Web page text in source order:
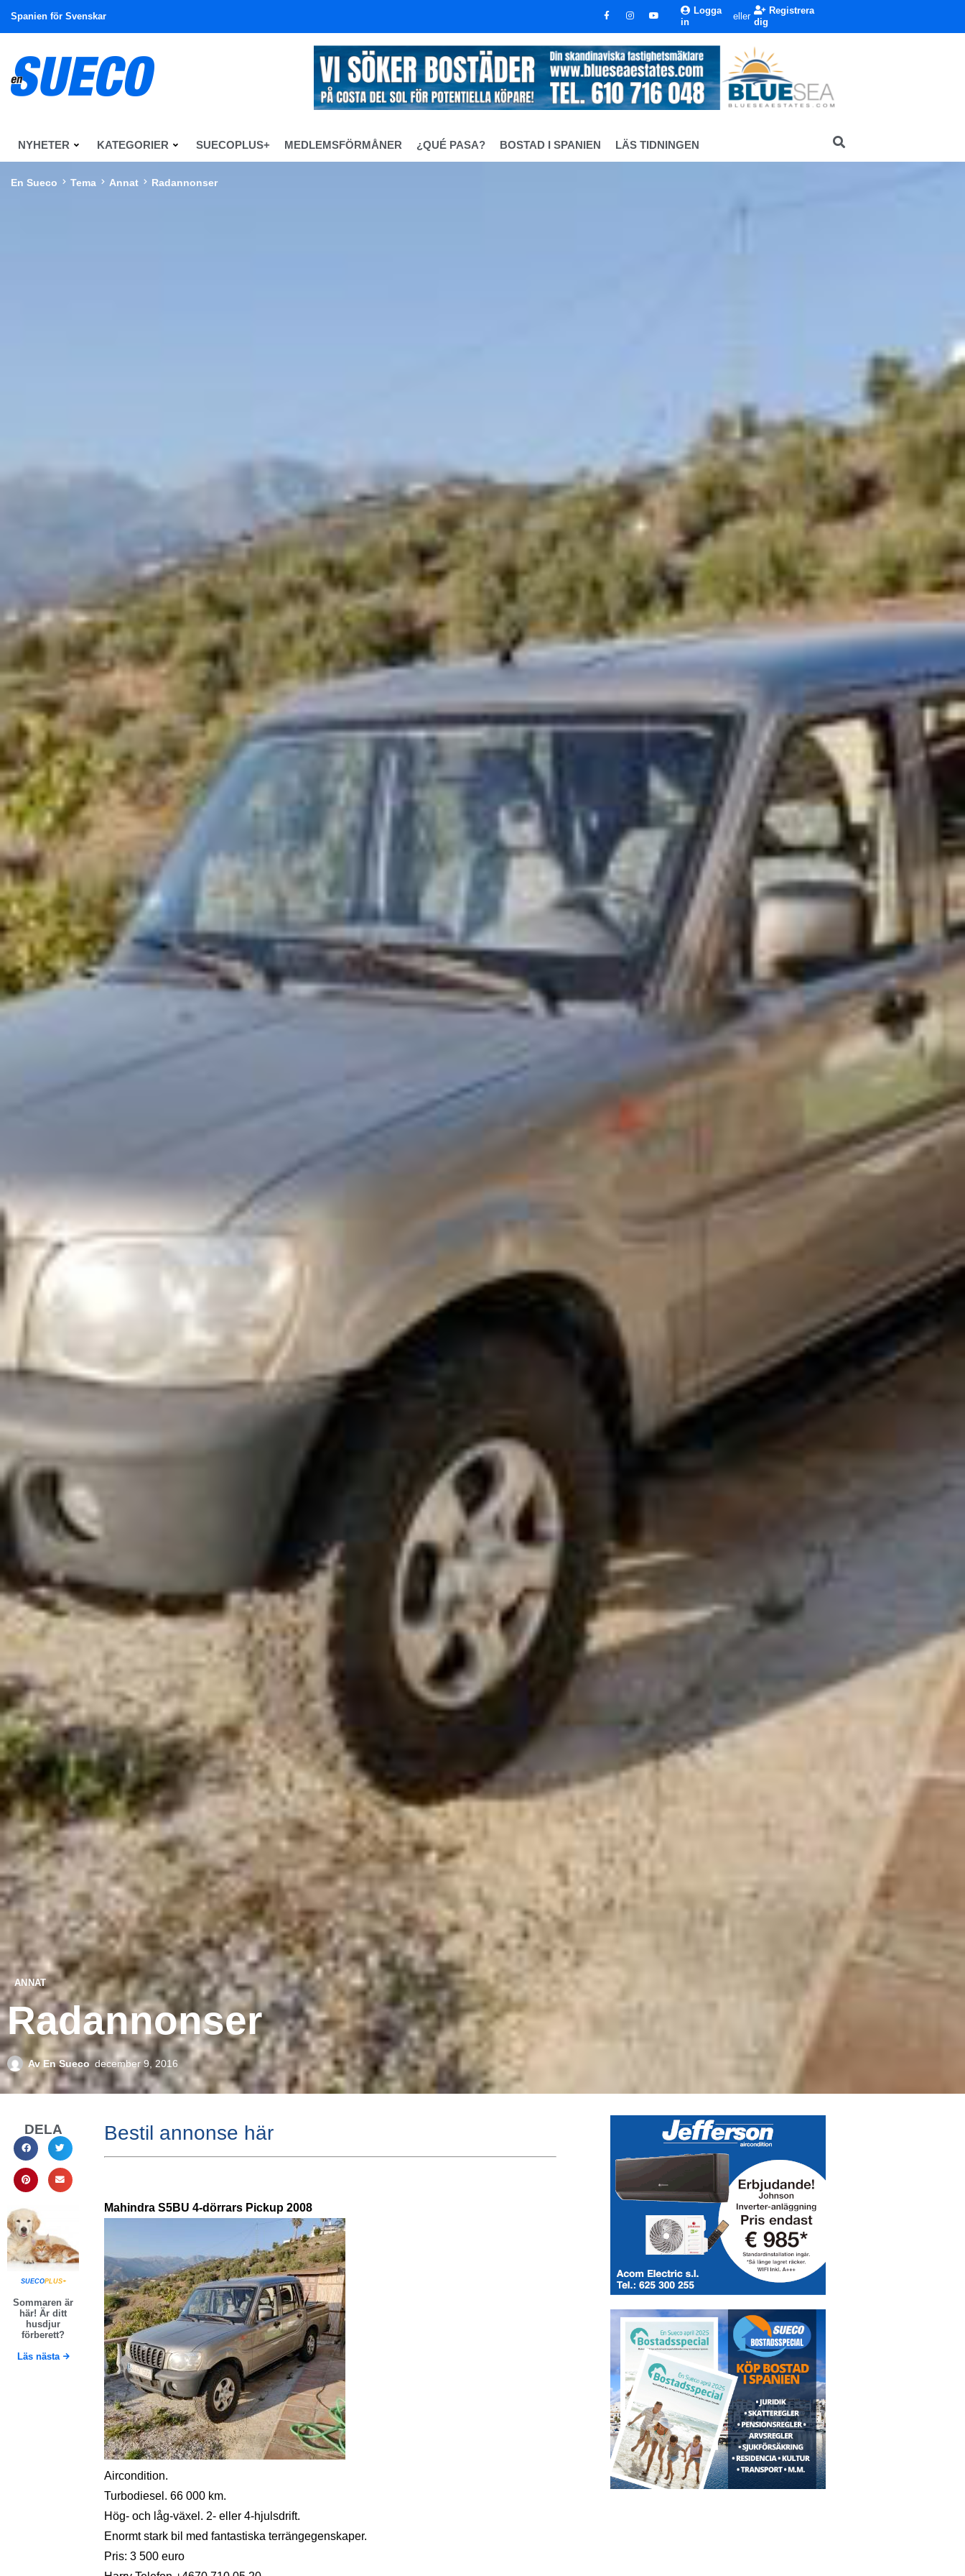
Spanien för Svenskar
Logga
in
eller
Registrera
dig
NYHETER KATEGORIER SUECOPLUS+ MEDLEMSFÖRMÅNER ¿QUÉ PASA? BOSTAD I SPANIEN LÄS TIDNINGEN
En Sueco Tema Annat Radannonser
ANNAT
Radannonser
Av En Sueco december 9, 2016
DELA
SUECOPLUS+
Sommaren är
här! Är ditt
husdjur
förberett?
Läs nästa
Bestil annonse här
Mahindra S5BU 4-dörrars Pickup 2008
Aircondition.
Turbodiesel. 66 000 km.
Hög- och låg-växel. 2- eller 4-hjulsdrift.
Enormt stark bil med fantastiska terrängegenskaper.
Pris: 3 500 euro